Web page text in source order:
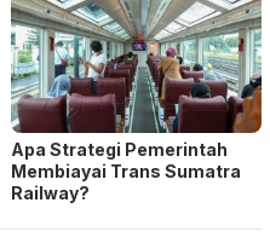
Apa Strategi Pemerintah
Membiayai Trans Sumatra
Railway?